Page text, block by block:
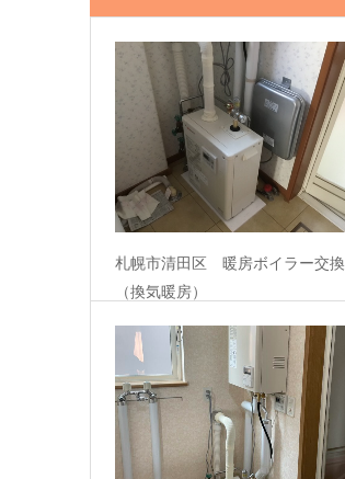
札幌市清田区 暖房ボイラー交換
（換気暖房）